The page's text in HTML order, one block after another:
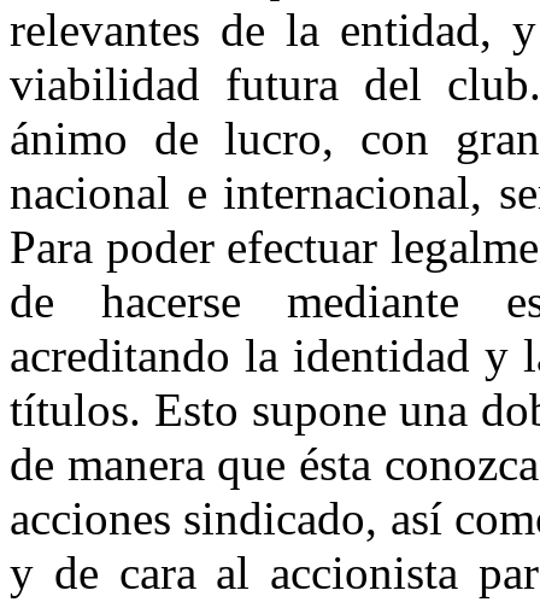
relevantes de la entidad,
viabilidad futura del
ánimo de lucro, con
nacional e internacional,
Para poder efectuar
de hacerse mediante
acreditando la identidad y
títulos. Esto supone una
de manera que ésta
acciones sindicado, así
y de cara al accionista